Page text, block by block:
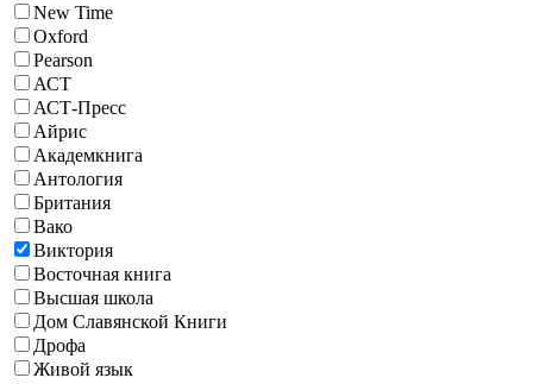
New Time
Oxford
Pearson
АСТ
АСТ-Пресс
Айрис
Академкнига
Антология
Британия
Вако
Виктория
Восточная книга
Высшая школа
Дом Славянской Книги
Дрофа
Живой язык